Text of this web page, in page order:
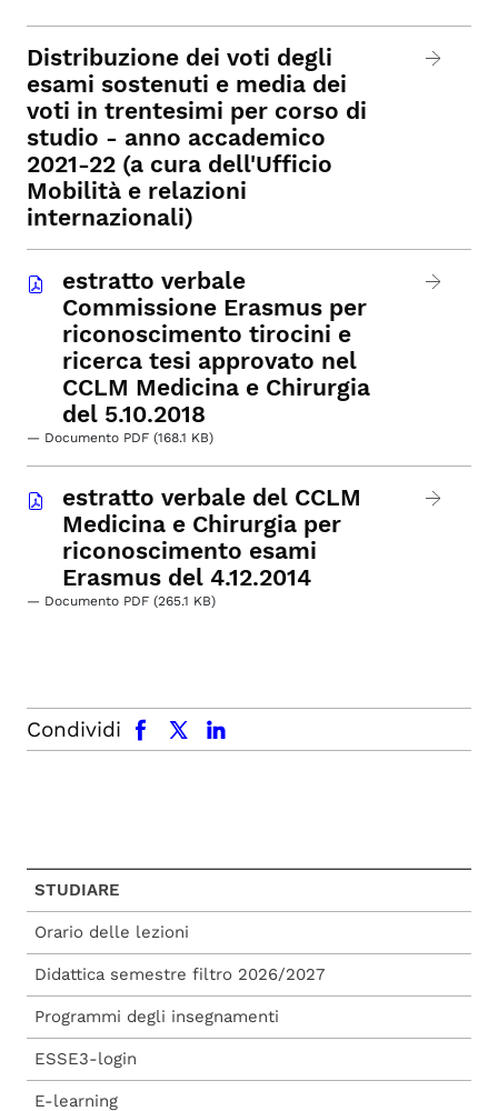
Distribuzione dei voti degli
esami sostenuti e media dei
voti in trentesimi per corso di
studio - anno accademico
2021-22 (a cura dell'Ufficio
Mobilità e relazioni
internazionali)
estratto verbale
Commissione Erasmus per
riconoscimento tirocini e
ricerca tesi approvato nel
CCLM Medicina e Chirurgia
del 5.10.2018
— Documento PDF (168.1 KB)
estratto verbale del CCLM
Medicina e Chirurgia per
riconoscimento esami
Erasmus del 4.12.2014
— Documento PDF (265.1 KB)
Condividi
facebook x.com linkedin
STUDIARE
Orario delle lezioni
Didattica semestre filtro 2026/2027
Programmi degli insegnamenti
ESSE3-login
E-learning